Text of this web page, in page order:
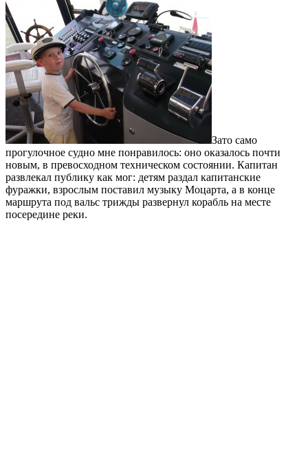
Зато само
прогулочное судно мне понравилось: оно оказалось почти
новым, в превосходном техническом состоянии. Капитан
развлекал публику как мог: детям раздал капитанские
фуражки, взрослым поставил музыку Моцарта, а в конце
маршрута под вальс трижды развернул корабль на месте
посередине реки.